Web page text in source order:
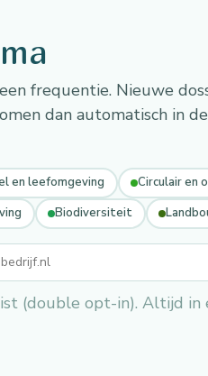
frequentie. Nieuwe
dan automatisch in
en leefomgeving Circulair en
Biodiversiteit
(double opt-in). Altijd in